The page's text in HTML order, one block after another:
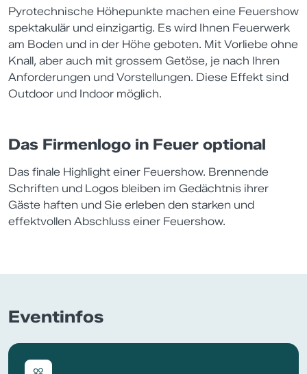
Pyrotechnische Höhepunkte machen eine Feuershow
spektakulär und einzigartig. Es wird Ihnen Feuerwerk
am Boden und in der Höhe geboten. Mit Vorliebe ohne
Knall, aber auch mit grossem Getöse, je nach Ihren
Anforderungen und Vorstellungen. Diese Effekt sind
Outdoor und Indoor möglich.
Das Firmenlogo in Feuer optional
Das finale Highlight einer Feuershow. Brennende
Schriften und Logos bleiben im Gedächtnis ihrer
Gäste haften und Sie erleben den starken und
effektvollen Abschluss einer Feuershow.
Eventinfos